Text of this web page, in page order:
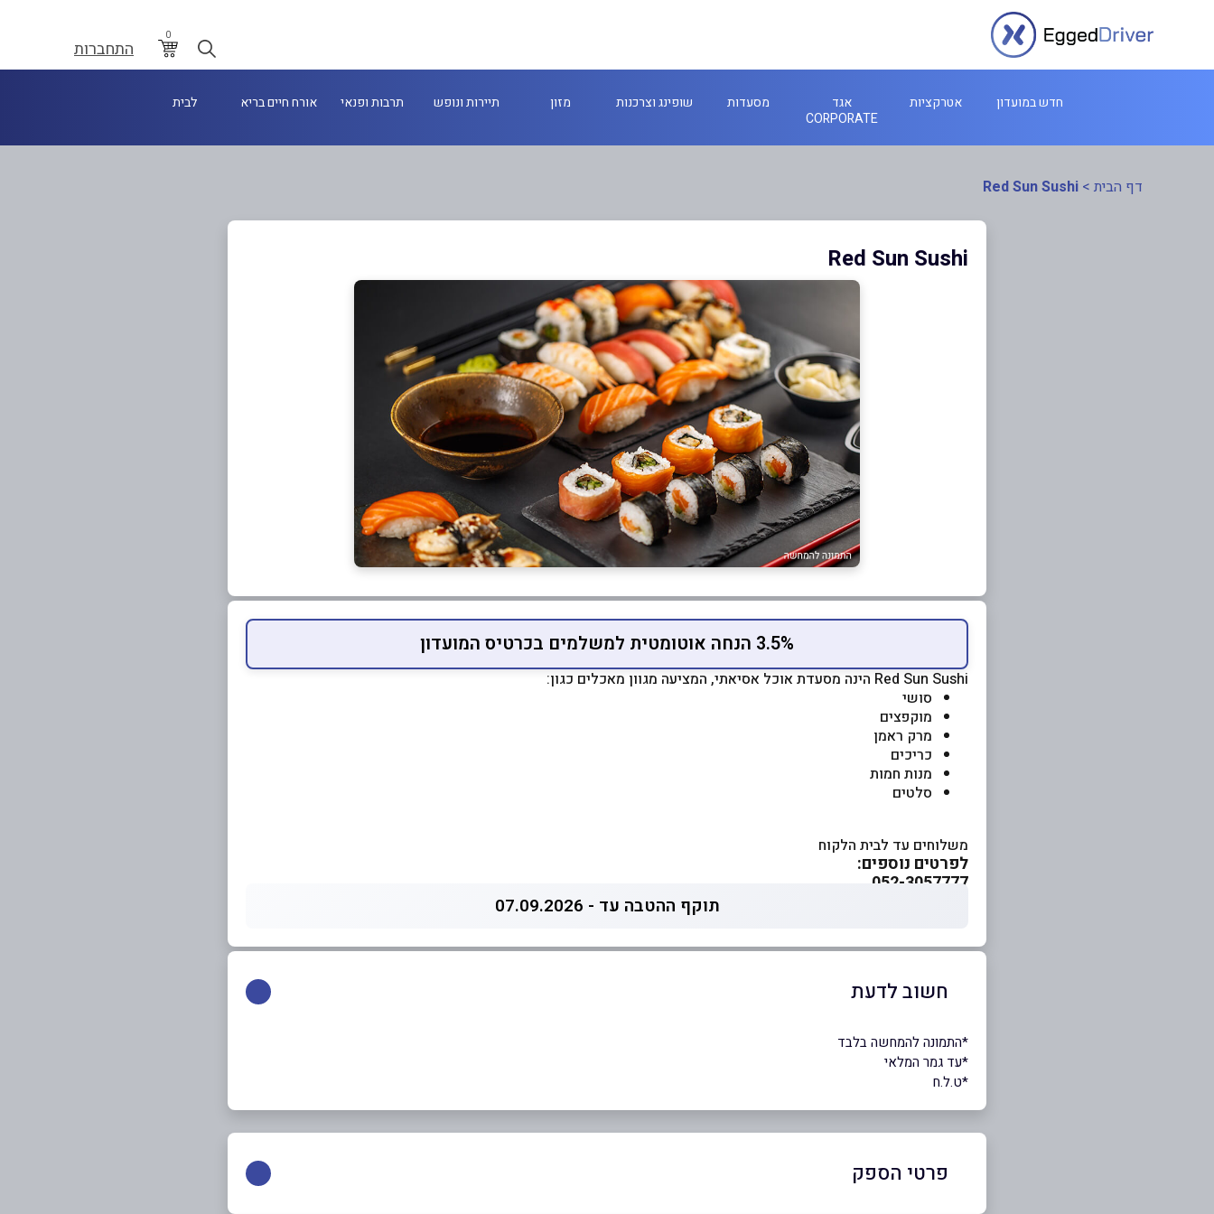
0
התחברות
חדש במועדון אטרקציות
אגד
CORPORATE
מסעדות שופינג וצרכנות מזון תיירות ונופש תרבות ופנאי אורח חיים בריא לבית
דף הבית >
Red Sun Sushi
Red Sun Sushi
3.5% הנחה אוטומטית למשלמים בכרטיס המועדון
Red Sun Sushi הינה מסעדת אוכל אסיאתי, המציעה מגוון מאכלים כגון:
סושי
מוקפצים
מרק ראמן
כריכים
מנות חמות
סלטים
משלוחים עד לבית הלקוח
לפרטים נוספים:
052-3057777
תוקף ההטבה עד - 07.09.2026
חשוב לדעת
*התמונה להמחשה בלבד
*עד גמר המלאי
*ט.ל.ח
פרטי הספק